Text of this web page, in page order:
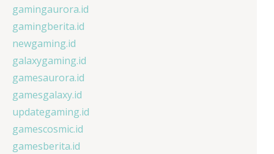
gamingaurora.id
gamingberita.id
newgaming.id
galaxygaming.id
gamesaurora.id
gamesgalaxy.id
updategaming.id
gamescosmic.id
gamesberita.id